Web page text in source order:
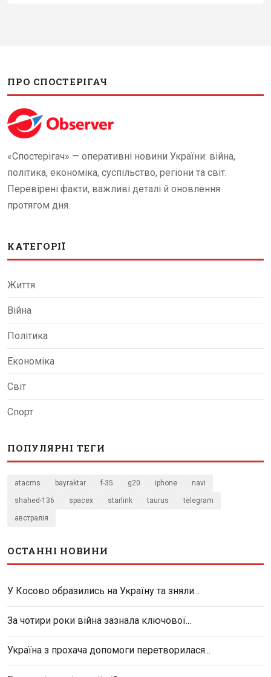
ПРО СПОСТЕРІГАЧ
«Спостерігач» — оперативні новини України: війна,
політика, економіка, суспільство, регіони та світ.
Перевірені факти, важливі деталі й оновлення
протягом дня.
КАТЕГОРІЇ
Життя
Війна
Політика
Економіка
Світ
Спорт
ПОПУЛЯРНІ ТЕГИ
atacms bayraktar f-35 g20 iphone navi
shahed-136 spacex starlink taurus telegram
австралія
ОСТАННІ НОВИНИ
У Косово образились на Україну та зняли...
За чотири роки війна зазнала ключової...
Україна з прохача допомоги перетворилася...